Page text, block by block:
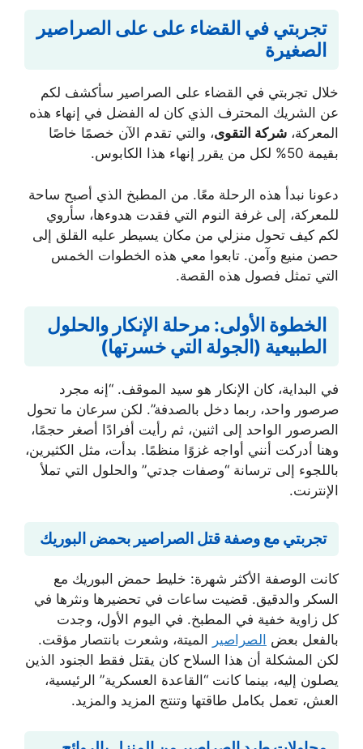
تجربتي في القضاء على على الصراصير
الصغيرة
خلال تجربتي في القضاء على الصراصير سأكشف لكم
عن الشريك المحترف الذي كان له الفضل في إنهاء هذه
المعركة، شركة التقوى، والتي تقدم الآن خصمًا خاصًا
بقيمة 50% لكل من يقرر إنهاء هذا الكابوس.
دعونا نبدأ هذه الرحلة معًا. من المطبخ الذي أصبح ساحة
للمعركة، إلى غرفة النوم التي فقدت هدوءها، سأروي
لكم كيف تحول منزلي من مكان يسيطر عليه القلق إلى
حصن منيع وآمن. تابعوا معي هذه الخطوات الخمس
التي تمثل فصول هذه القصة.
الخطوة الأولى: مرحلة الإنكار والحلول
الطبيعية (الجولة التي خسرتها)
في البداية، كان الإنكار هو سيد الموقف. “إنه مجرد
صرصور واحد، ربما دخل بالصدفة”. لكن سرعان ما تحول
الصرصور الواحد إلى اثنين، ثم رأيت أفرادًا أصغر حجمًا،
وهنا أدركت أنني أواجه غزوًا منظمًا. بدأت، مثل الكثيرين،
باللجوء إلى ترسانة “وصفات جدتي” والحلول التي تملأ
الإنترنت.
تجربتي مع وصفة قتل الصراصير بحمض البوريك
كانت الوصفة الأكثر شهرة: خليط حمض البوريك مع
السكر والدقيق. قضيت ساعات في تحضيرها ونثرها في
كل زاوية خفية في المطبخ. في اليوم الأول، وجدت
بالفعل بعض الصراصير الميتة، وشعرت بانتصار مؤقت.
لكن المشكلة أن هذا السلاح كان يقتل فقط الجنود الذين
يصلون إليه، بينما كانت “القاعدة العسكرية” الرئيسية،
العش، تعمل بكامل طاقتها وتنتج المزيد والمزيد.